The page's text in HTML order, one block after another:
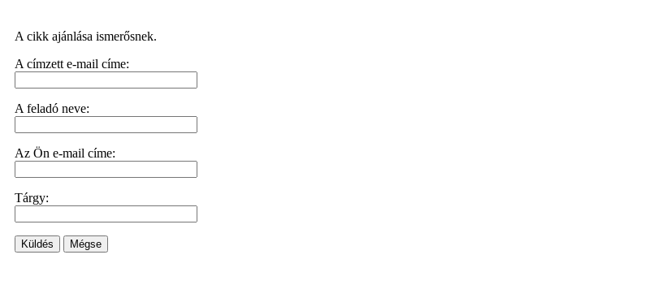
A cikk ajánlása ismerősnek.
A címzett e-mail címe:
A feladó neve:
Az Ön e-mail címe:
Tárgy:
Küldés Mégse